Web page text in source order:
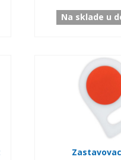
Na sklade u